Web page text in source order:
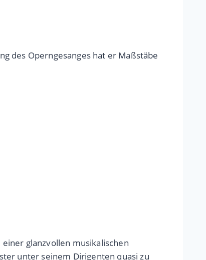
des Operngesanges hat er Maßstäbe
glanzvollen musikalischen
unter seinem Dirigenten quasi zu